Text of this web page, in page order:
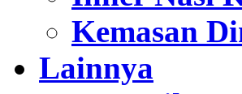
Kemasan
Lainnya